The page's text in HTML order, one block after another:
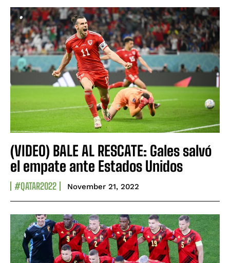
(VIDEO) BALE AL RESCATE: Gales salvó
el empate ante Estados Unidos
#QATAR2022 November 21, 2022